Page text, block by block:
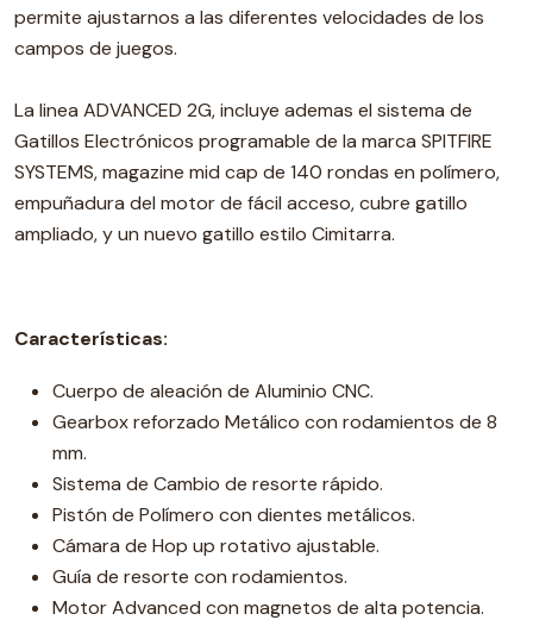
permite ajustarnos a las diferentes velocidades de los
campos de juegos.
La linea ADVANCED 2G, incluye ademas el sistema de
Gatillos Electrónicos programable de la marca SPITFIRE
SYSTEMS, magazine mid cap de 140 rondas en polímero,
empuñadura del motor de fácil acceso, cubre gatillo
ampliado, y un nuevo gatillo estilo Cimitarra.
Características:
Cuerpo de aleación de Aluminio CNC.
Gearbox reforzado Metálico con rodamientos de 8
mm.
Sistema de Cambio de resorte rápido.
Pistón de Polímero con dientes metálicos.
Cámara de Hop up rotativo ajustable.
Guía de resorte con rodamientos.
Motor Advanced con magnetos de alta potencia.